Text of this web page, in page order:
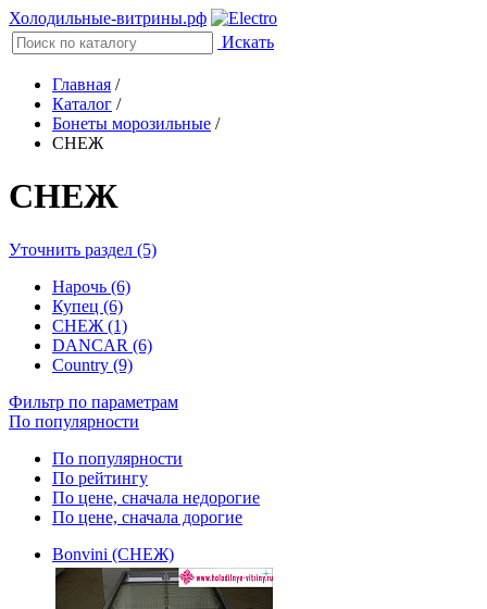
Холодильные-витрины.рф
Искать
Главная /
Каталог /
Бонеты морозильные /
СНЕЖ
СНЕЖ
Уточнить раздел (5)
Нарочь (6)
Купец (6)
СНЕЖ (1)
DANCAR (6)
Country (9)
Фильтр по параметрам
По популярности
По популярности
По рейтингу
По цене, сначала недорогие
По цене, сначала дорогие
Bonvini (СНЕЖ)